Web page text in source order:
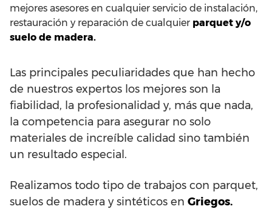
mejores asesores en cualquier servicio de instalación,
restauración y reparación de cualquier parquet y/o
suelo de madera.
Las principales peculiaridades que han hecho
de nuestros expertos los mejores son la
fiabilidad, la profesionalidad y, más que nada,
la competencia para asegurar no solo
materiales de increíble calidad sino también
un resultado especial.
Realizamos todo tipo de trabajos con parquet,
suelos de madera y sintéticos en Griegos.